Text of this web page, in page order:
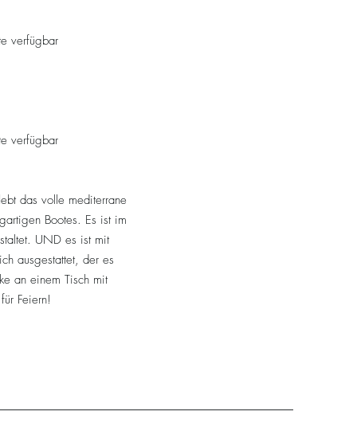
verfügbar
verfügbar
das volle mediterrane
Bootes. Es ist im
UND es ist mit
ausgestattet, der es
an einem Tisch mit
Feiern!